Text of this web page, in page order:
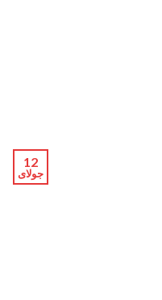
12
جولای